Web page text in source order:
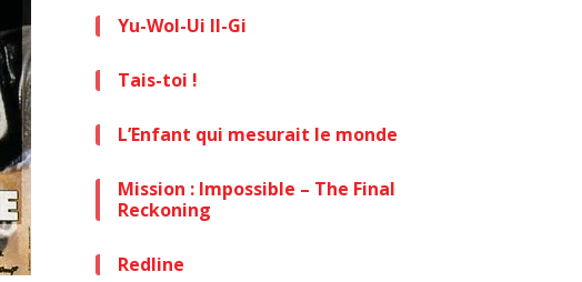
Yu-Wol-Ui Il-Gi
Tais-toi !
L’Enfant qui mesurait le monde
Mission : Impossible – The Final
Reckoning
Redline